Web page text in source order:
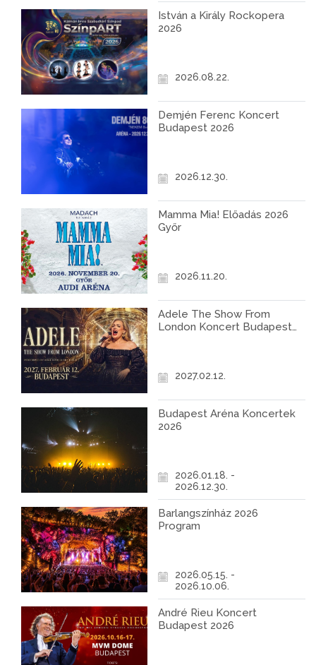
István a Király Rockopera
2026
2026.08.22.
Demjén Ferenc Koncert
Budapest 2026
2026.12.30.
Mamma Mia! Előadás 2026
Győr
2026.11.20.
Adele The Show From
London Koncert Budapest
2027.02.12.
Budapest Aréna Koncertek
2026
2026.01.18. -
2026.12.30.
Barlangszínház 2026
Program
2026.05.15. -
2026.10.06.
André Rieu Koncert
Budapest 2026